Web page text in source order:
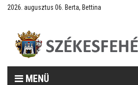
2026. augusztus 06. Berta, Bettina
MENÜ